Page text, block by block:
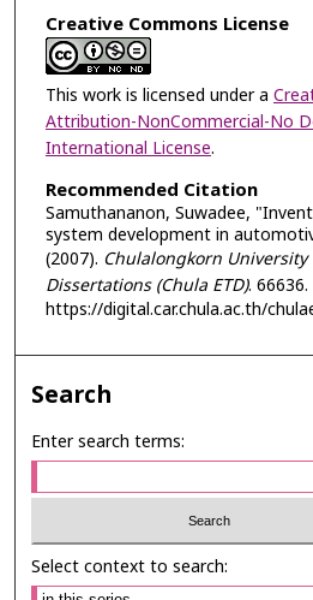
Creative Commons License
This work is licensed under a
Attribution-NonCommercial-No
International License.
Recommended Citation
Samuthananon, Suwadee,
system development in
(2007). Chulalongkorn University
Dissertations (Chula ETD). 66636.
https://digital.car.chula.ac.th/
Search
Enter search terms:
Select context to search: